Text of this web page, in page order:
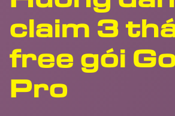
claim 3
free gói
Pro